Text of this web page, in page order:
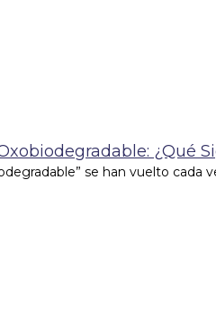
¿Qué
se han vuelto cada